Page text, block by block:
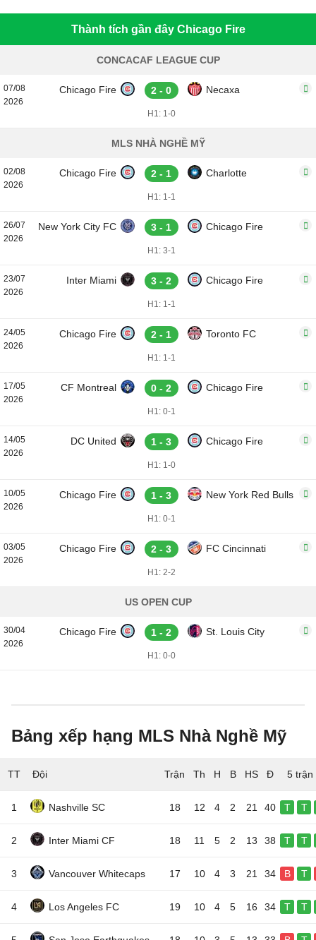
Thành tích gần đây Chicago Fire
CONCACAF LEAGUE CUP
07/08
2026
Chicago Fire 2 - 0 Necaxa
H1: 1-0
MLS NHÀ NGHỀ MỸ
02/08
2026
Chicago Fire 2 - 1 Charlotte
H1: 1-1
26/07
2026
New York City FC 3 - 1 Chicago Fire
H1: 3-1
23/07
2026
Inter Miami 3 - 2 Chicago Fire
H1: 1-1
24/05
2026
Chicago Fire 2 - 1 Toronto FC
H1: 1-1
17/05
2026
CF Montreal 0 - 2 Chicago Fire
H1: 0-1
14/05
2026
DC United 1 - 3 Chicago Fire
H1: 1-0
10/05
2026
Chicago Fire 1 - 3 New York Red Bulls
H1: 0-1
03/05
2026
Chicago Fire 2 - 3 FC Cincinnati
H1: 2-2
US OPEN CUP
30/04
2026
Chicago Fire 1 - 2 St. Louis City
H1: 0-0
Bảng xếp hạng MLS Nhà Nghề Mỹ
TT Đội 5 trận
1 Nashville SC 18 12 4 2 21 40 T T
2 Inter Miami CF 18 11 5 2 13 38 T T
3 Vancouver Whitecaps 17 10 4 3 21 34 B T
4 Los Angeles FC 19 10 4 5 16 34 T T